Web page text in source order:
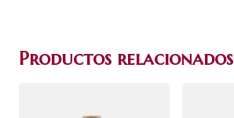
Productos relacionados